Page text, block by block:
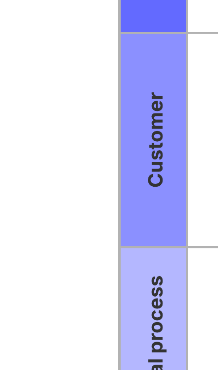
Breng je strategie in kaart met dit template van Lucidchart.
Visualiseer bedrijfsdoelen en werk uit welke stappen er genomen